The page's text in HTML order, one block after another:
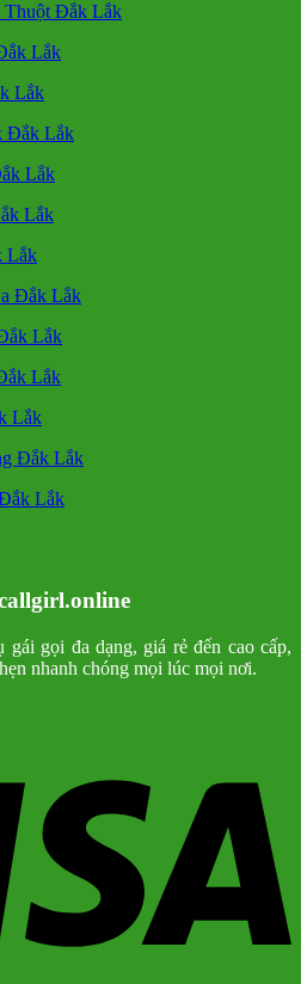
Thuột Đắk Lắk
Lắk
Lắk
Lắk
Lắk
Lắk
Lắk
gọi đa dạng, giá rẻ đến cao cấp,
nhanh chóng mọi lúc mọi nơi.